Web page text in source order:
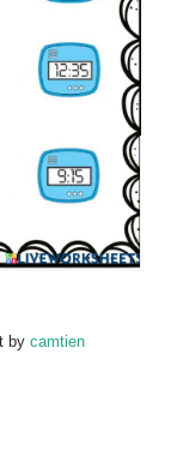
by camtien